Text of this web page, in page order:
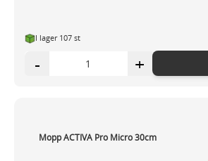
I lager 107 st
- +
Mopp ACTIVA Pro Micro 30cm